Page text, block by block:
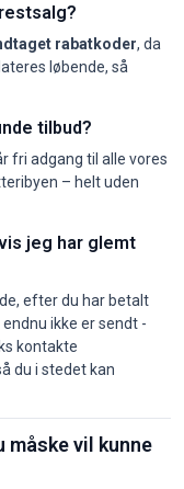
rabatkoder, da
løbende, så
tilbud?
fri adgang til alle vores
– helt uden
jeg har glemt
efter du har betalt
ikke er sendt -
kontakte
du i stedet kan
måske vil kunne